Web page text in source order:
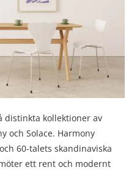
distinkta kollektioner av
och Solace. Harmony
60-talets skandinaviska
ett rent och modernt